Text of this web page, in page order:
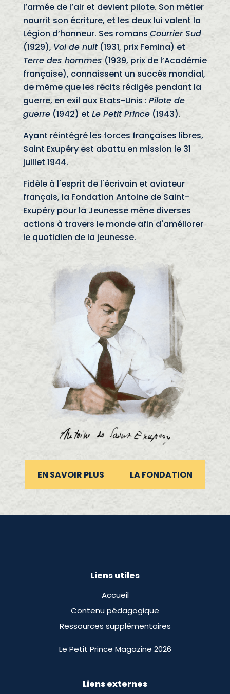
l’armée de l’air et devient pilote. Son métier
nourrit son écriture, et les deux lui valent la
Légion d’honneur. Ses romans Courrier Sud
(1929), Vol de nuit(1931, prix Femina) et
Terre des hommes (1939, prix de l’Académie
française), connaissent un succès mondial,
de même que les récits rédigés pendant la
guerre, en exil aux Etats-Unis : Pilote de
guerre(1942) et Le Petit Prince(1943).
Ayant réintégré les forces françaises libres,
Saint Exupéry est abattu en mission le 31
juillet 1944.
Fidèle à l'esprit de l'écrivain et aviateur
français, la Fondation Antoine de Saint-
Exupéry pour la Jeunesse mène diverses
actions à travers le monde afin d'améliorer
le quotidien de la jeunesse.
EN SAVOIR PLUS LA FONDATION
Liens utiles
Accueil
Contenu pédagogique
Ressources supplémentaires
Le Petit Prince Magazine 2026
Liens externes